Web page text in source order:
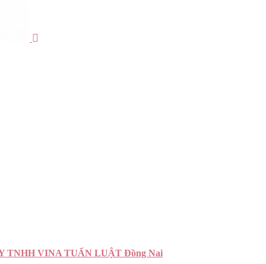
TNHH VINA TUẤN LUẬT Đồng Nai